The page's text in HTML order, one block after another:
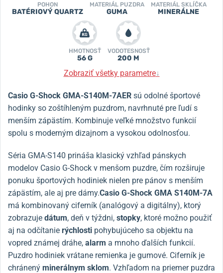
POHON
BATÉRIOVÝ QUARTZ
MATERIÁL PUZDRA
GUMA
MATERIÁL SKLÍČKA
MINERÁLNE
HMOTNOSŤ
56 G
VODOTESNOSŤ
200 M
Zobraziť všetky parametre↓
Casio G-Shock GMA-S140M-7AER sú odolné športové
hodinky so zoštíhleným puzdrom, navrhnuté pre ľudí s
menším zápästím. Kombinuje veľké množstvo funkcií
spolu s moderným dizajnom a vysokou odolnosťou.
Séria GMA-S140 prináša klasický vzhľad pánskych
modelov Casio G-Shock v menšom puzdre, čím rozširuje
ponuku športových hodiniek nielen pre pánov s menším
zápästím, ale aj pre dámy.Casio G-Shock GMA S140M-7A
má kombinovaný ciferník (analógový a digitálny), ktorý
zobrazuje dátum, deň v týždni, stopky, ktoré možno použiť
aj na odčítanie rýchlosti pohybujúceho sa objektu na
vopred známej dráhe, alarm a mnoho ďalších funkcií.
Puzdro hodiniek vrátane remienka je gumové. Ciferník je
chránený minerálnym sklom. Vzhľadom na priemer puzdra